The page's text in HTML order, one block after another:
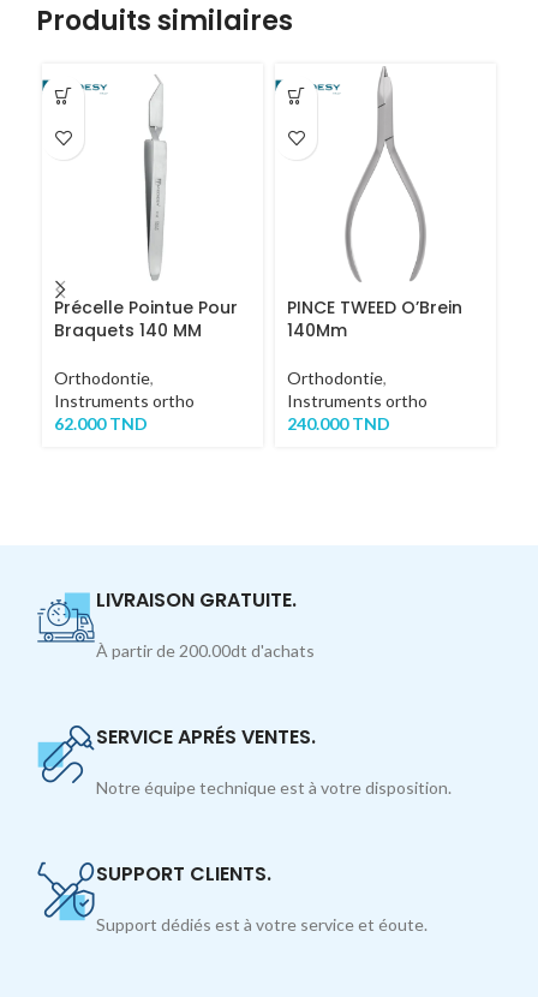
Produits similaires
Précelle Pointue Pour
Braquets 140 MM
Orthodontie,
Instruments ortho
62.000TND
PINCE TWEED O’Brein
140Mm
Orthodontie,
Instruments ortho
240.000TND
LIVRAISON GRATUITE.
À partir de 200.00dt d'achats
SERVICE APRÉS VENTES.
Notre équipe technique est à votre disposition.
SUPPORT CLIENTS.
Support dédiés est à votre service et éoute.